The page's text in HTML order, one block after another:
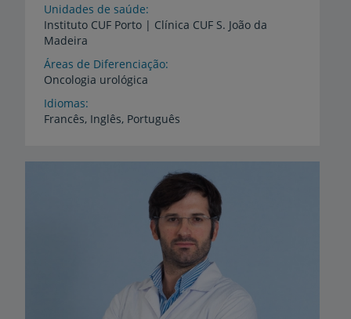
Unidades de saúde
Instituto CUF Porto | Clínica CUF S. João da
Madeira
Áreas de Diferenciação
Oncologia urológica
Idiomas
Francês, Inglês, Português